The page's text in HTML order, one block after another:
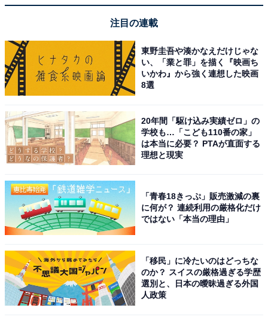
【あわせて買いたい】デノンの人気商品5選
デノン「AVR-X3800H」
注目の連載
東野圭吾や湊かなえだけじゃな
い、「業と罪」を描く『映画ち
いかわ』から強く連想した映画
8選
20年間「駆け込み実績ゼロ」の
学校も…「こども110番の家」
は本当に必要？ PTAが直面する
理想と現実
「青春18きっぷ」販売激減の裏
に何が？ 連続利用の厳格化だけ
ではない「本当の理由」
「移民」に冷たいのはどっちな
のか？ スイスの厳格過ぎる学歴
選別と、日本の曖昧過ぎる外国
人政策